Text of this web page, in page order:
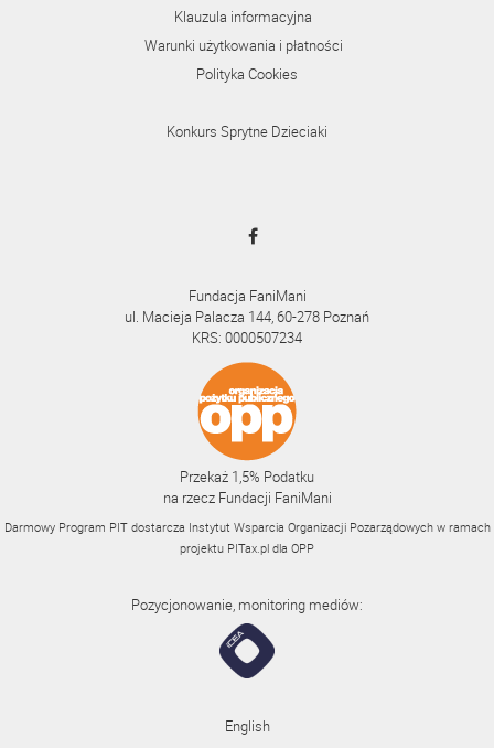
Klauzula informacyjna
Warunki użytkowania i płatności
Polityka Cookies
Konkurs Sprytne Dzieciaki
Fundacja FaniMani
ul. Macieja Palacza 144, 60-278 Poznań
KRS: 0000507234
Przekaż 1,5% Podatku
na rzecz Fundacji FaniMani
Darmowy Program PIT dostarcza Instytut Wsparcia Organizacji Pozarządowych w ramach
projektu PITax.pl dla OPP
Pozycjonowanie, monitoring mediów:
English